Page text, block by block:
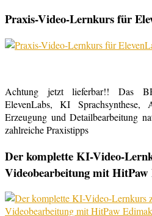
Praxis-Video-Lernkurs für
Achtung jetzt lieferbar!! Das
ElevenLabs, KI Sprachsynthese,
Erzeugung und Detailbearbeitung
zahlreiche Praxistipps
Der komplette KI-Video-
Videobearbeitung mit